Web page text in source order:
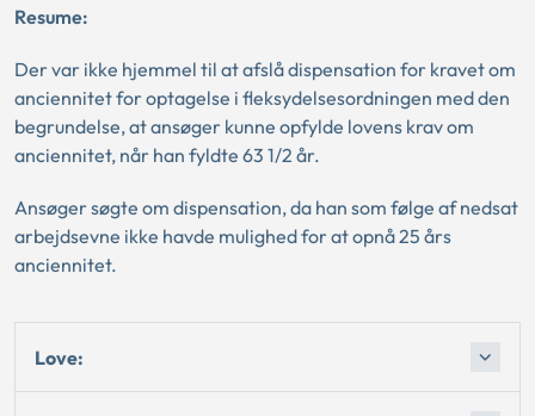
Resume:
Der var ikke hjemmel til at afslå dispensation for kravet om
anciennitet for optagelse i fleksydelsesordningen med den
begrundelse, at ansøger kunne opfylde lovens krav om
anciennitet, når han fyldte 63 1/2 år.
Ansøger søgte om dispensation, da han som følge af nedsat
arbejdsevne ikke havde mulighed for at opnå 25 års
anciennitet.
Love: